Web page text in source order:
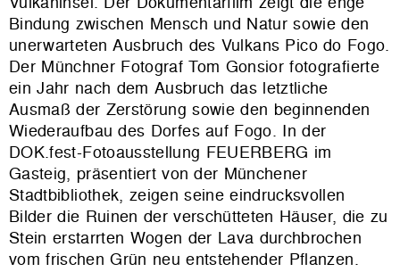
Bindung zwischen Mensch und Natur sowie den
unerwarteten Ausbruch des Vulkans Pico do Fogo.
Der Münchner Fotograf Tom Gonsior fotografierte
ein Jahr nach dem Ausbruch das letztliche
Ausmaß der Zerstörung sowie den beginnenden
Wiederaufbau des Dorfes auf Fogo. In der
DOK.fest-Fotoausstellung FEUERBERG im
Gasteig, präsentiert von der Münchener
Stadtbibliothek, zeigen seine eindrucksvollen
Bilder die Ruinen der verschütteten Häuser, die zu
Stein erstarrten Wogen der Lava durchbrochen
vom frischen Grün neu entstehender Pflanzen.